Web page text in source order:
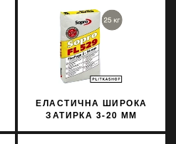
ЕЛАСТИЧНА ШИРОКА
ЗАТИРКА 3-20 ММ